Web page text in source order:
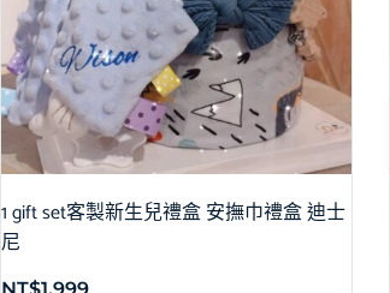
1 gift set客製新生兒禮盒 安撫巾禮盒 迪士
尼